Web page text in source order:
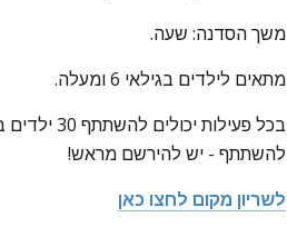
משך הסדנה: שעה.
מתאים לילדים בגילאי 6 ומעלה.
בכל פעילות
להשתתף - יש להירשם מראש!
לשריון מקום לחצו כאן